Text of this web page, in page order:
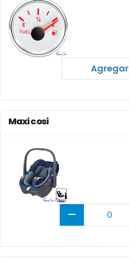
Agregar
Maxi cosi
0